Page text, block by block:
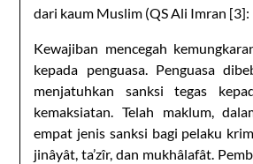
dari kaum Muslim (QS Ali Imran [3]:
Kewajiban mencegah
kepada penguasa. Penguasa
menjatuhkan sanksi tegas
kemaksiatan. Telah maklum,
empat jenis sanksi bagi pelaku
jinâyât, ta’zîr, dan mukhâlafât.